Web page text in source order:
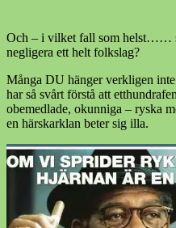
Och – i vilket fall som helst……
negligera ett helt folkslag?
Många DU hänger verkligen
har så svårt förstå att
obemedlade, okunniga – ryska
en härskarklan beter sig illa.